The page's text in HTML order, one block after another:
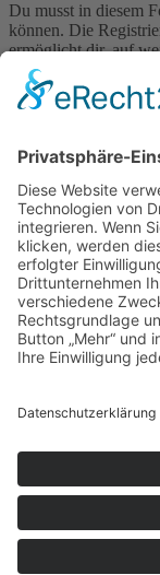
Du musst in diesem
können. Die
ermöglicht dir, auf
Administration kann
Berechtigungen
wenn du dich in
Registrieren
Foren-
Alle Zeiten
Alle Cookies
Powered byphpBB®
Time: 0.026s
| Peak